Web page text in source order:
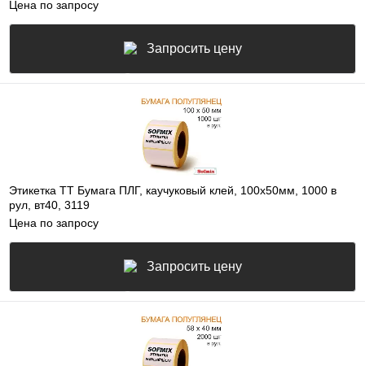
Цена по запросу
Запросить цену
Этикетка ТТ Бумага ПЛГ, каучуковый клей, 100х50мм, 1000 в
рул, вт40, 3119
Цена по запросу
Запросить цену